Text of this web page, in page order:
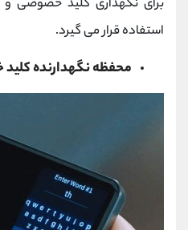
برای نگهداری کلید خصوصی
استفاده قرار می گیرد.
محفظه نگهدارنده